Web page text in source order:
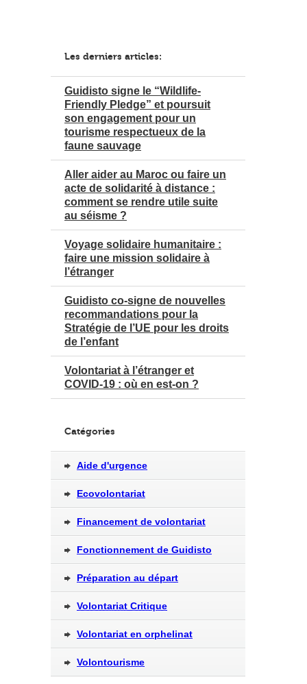
Les derniers articles:
Guidisto signe le “Wildlife-
Friendly Pledge” et poursuit
son engagement pour un
tourisme respectueux de la
faune sauvage
Aller aider au Maroc ou faire un
acte de solidarité à distance :
comment se rendre utile suite
au séisme ?
Voyage solidaire humanitaire :
faire une mission solidaire à
l’étranger
Guidisto co-signe de nouvelles
recommandations pour la
Stratégie de l’UE pour les droits
de l’enfant
Volontariat à l’étranger et
COVID-19 : où en est-on ?
Catégories
Aide d'urgence
Ecovolontariat
Financement de volontariat
Fonctionnement de Guidisto
Préparation au départ
Volontariat Critique
Volontariat en orphelinat
Volontourisme